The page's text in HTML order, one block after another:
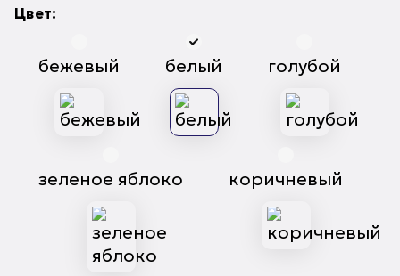
Цвет:
бежевый белый голубой
зеленое яблоко коричневый